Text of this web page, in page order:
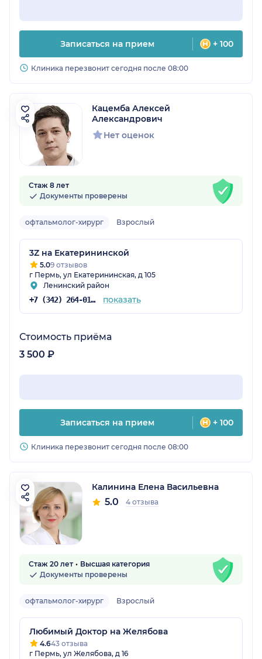
Записаться на прием + 100
Клиника перезвонит сегодня после 08:00
Кацемба Алексей
Александрович
Нет оценок
Стаж 8 лет
Документы проверены
офтальмолог-хирург Взрослый
3Z на Екатерининской
5.09 отзывов
г Пермь, ул Екатерининская, д 105
Ленинский район
+7 (342) 264-01-65 показать
Стоимость приёма
3 500 ₽
Записаться на прием + 100
Клиника перезвонит сегодня после 08:00
Калинина Елена Васильевна
5.0 4 отзыва
Стаж 20 лет
Высшая категория
Документы проверены
офтальмолог-хирург Взрослый
Любимый Доктор на Желябова
4.643 отзыва
г Пермь, ул Желябова, д 16